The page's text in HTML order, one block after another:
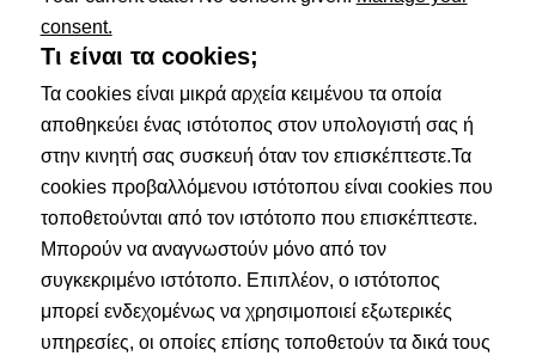
consent.
Τι είναι τα cookies;
Τα cookies είναι μικρά αρχεία κειμένου τα οποία
αποθηκεύει ένας ιστότοπος στον υπολογιστή σας ή
στην κινητή σας συσκευή όταν τον επισκέπτεστε.Τα
cookies προβαλλόμενου ιστότοπου είναι cookies που
τοποθετούνται από τον ιστότοπο που επισκέπτεστε.
Μπορούν να αναγνωστούν μόνο από τον
συγκεκριμένο ιστότοπο. Επιπλέον, ο ιστότοπος
μπορεί ενδεχομένως να χρησιμοποιεί εξωτερικές
υπηρεσίες, οι οποίες επίσης τοποθετούν τα δικά τους